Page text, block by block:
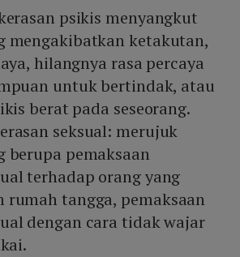
psikis menyangkut
mengakibatkan ketakutan,
hilangnya rasa percaya
untuk bertindak, atau
berat pada seseorang.
seksual: merujuk
berupa pemaksaan
terhadap orang yang
rumah tangga, pemaksaan
dengan cara tidak wajar